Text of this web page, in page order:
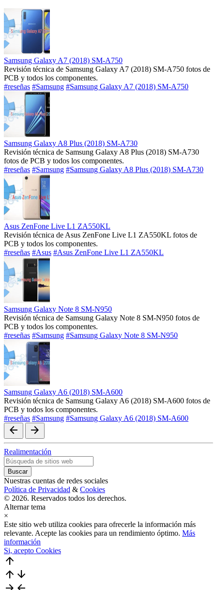
Samsung Galaxy A7 (2018) SM-A750
Revisión técnica de Samsung Galaxy A7 (2018) SM-A750 fotos de
PCB y todos los componentes.
#reseñas #Samsung #Samsung Galaxy A7 (2018) SM-A750
Samsung Galaxy A8 Plus (2018) SM-A730
Revisión técnica de Samsung Galaxy A8 Plus (2018) SM-A730
fotos de PCB y todos los componentes.
#reseñas #Samsung #Samsung Galaxy A8 Plus (2018) SM-A730
Asus ZenFone Live L1 ZA550KL
Revisión técnica de Asus ZenFone Live L1 ZA550KL fotos de
PCB y todos los componentes.
#reseñas #Asus #Asus ZenFone Live L1 ZA550KL
Samsung Galaxy Note 8 SM-N950
Revisión técnica de Samsung Galaxy Note 8 SM-N950 fotos de
PCB y todos los componentes.
#reseñas #Samsung #Samsung Galaxy Note 8 SM-N950
Samsung Galaxy A6 (2018) SM-A600
Revisión técnica de Samsung Galaxy A6 (2018) SM-A600 fotos de
PCB y todos los componentes.
#reseñas #Samsung #Samsung Galaxy A6 (2018) SM-A600
arrow_back arrow_forward
Realimentación
Nuestras cuentas de redes sociales
Política de Privacidad & Cookies
© 2026. Reservados todos los derechos.
Alternar tema
×
Este sitio web utiliza cookies para ofrecerle la información más
relevante. Acepte las cookies para un rendimiento óptimo. Más
información
Si, acepto Cookies
arrow_upward
arrow_upward arrow_downward